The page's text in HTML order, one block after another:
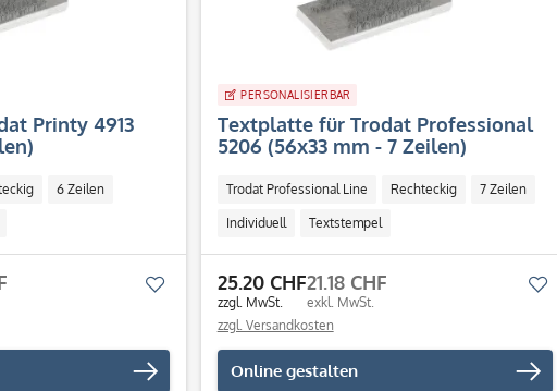
Printy 4913
6 Zeilen
Merken
PERSONALISIERBAR
Textplatte für Trodat Professional
5206 (56x33 mm - 7 Zeilen)
Trodat Professional Line Rechteckig 7 Zeilen
Individuell Textstempel
25.20 CHF
zzgl. MwSt.
21.18 CHF
exkl. MwSt.
zzgl. Versandkosten
Online gestalten